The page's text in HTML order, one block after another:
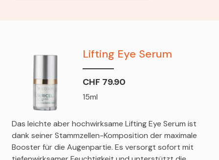
Lifting Eye Serum
CHF 79.90
15ml
Das leichte aber hochwirksame Lifting Eye Serum ist
dank seiner Stammzellen-Komposition der maximale
Booster für die Augenpartie. Es versorgt sofort mit